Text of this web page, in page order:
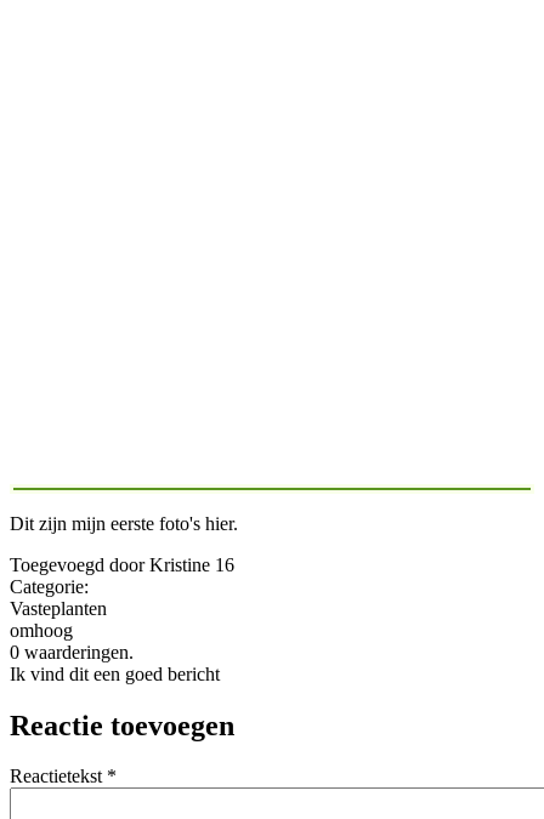
Dit zijn mijn eerste foto's hier.
Toegevoegd door Kristine 16
Categorie:
Vasteplanten
omhoog
0 waarderingen.
Ik vind dit een goed bericht
Reactie toevoegen
Reactietekst *